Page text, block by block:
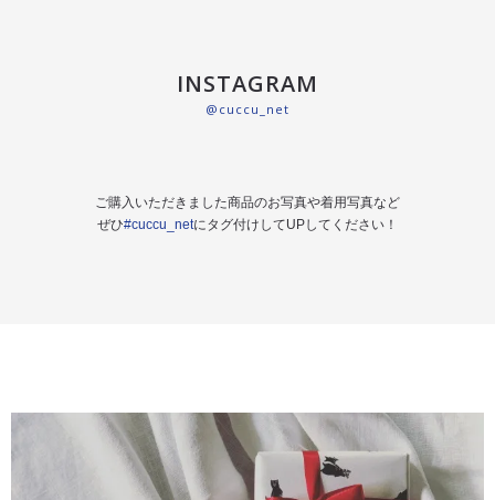
INSTAGRAM
@cuccu_net
ご購入いただきました商品のお写真や着用写真など
ぜひ#cuccu_netにタグ付けしてUPしてください！